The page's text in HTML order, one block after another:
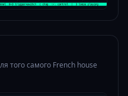
того самого French house